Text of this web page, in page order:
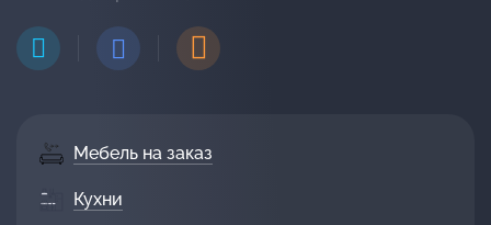
Мебель на заказ
Кухни